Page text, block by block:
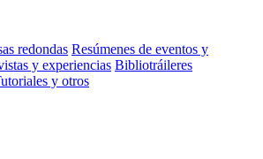
redondas Resúmenes de eventos y
y experiencias Bibliotráileres
y otros